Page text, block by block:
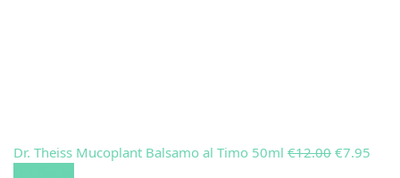
Dr. Theiss Mucoplant Balsamo al Timo 50ml €12.00 €7.95